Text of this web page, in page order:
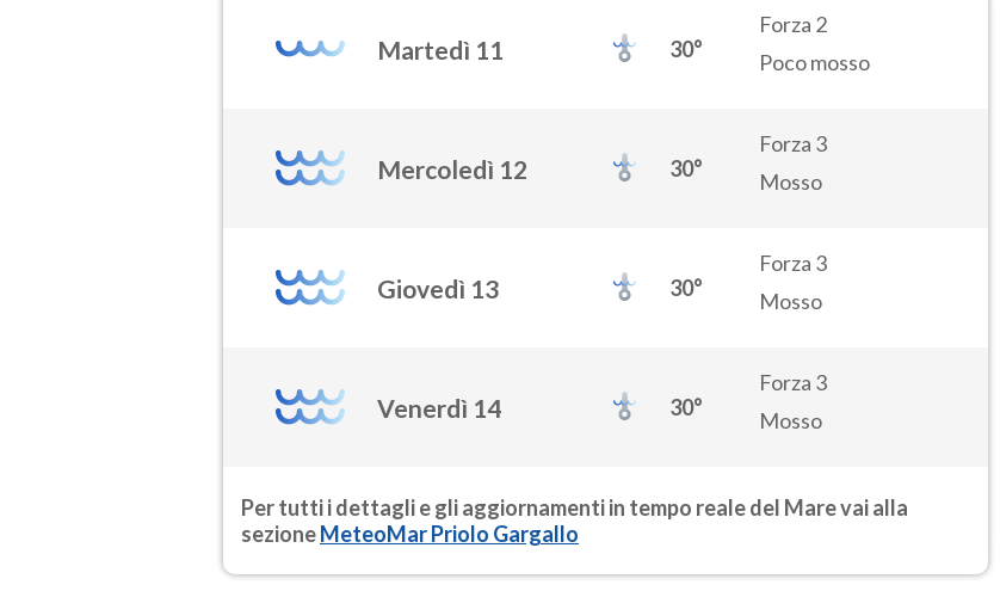
Martedì 11 30°
Forza 2
Poco mosso
Mercoledì 12 30°
Forza 3
Mosso
Giovedì 13 30°
Forza 3
Mosso
Venerdì 14 30°
Forza 3
Mosso
Per tutti i dettagli e gli aggiornamenti in tempo reale del Mare vai alla
sezioneMeteoMar Priolo Gargallo